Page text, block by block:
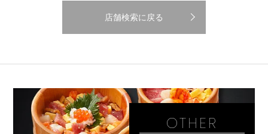
店舗検索に戻る
OTHER